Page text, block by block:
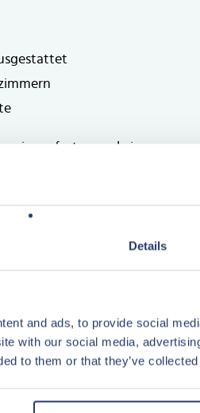
Details
and ads, to provide social
with our social media,
to them or that they’ve
einem festen und einem
MwSt. (Stand 2025, indexiert)
6.223,- €.
vergleichbaren 4-
Rechte abgeleitet werden.